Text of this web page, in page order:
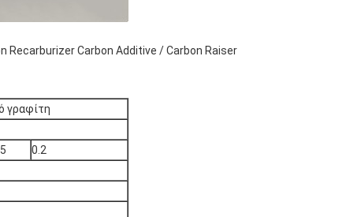
Recarburizer Carbon Additive / Carbon Raiser
γραφίτη
0.2